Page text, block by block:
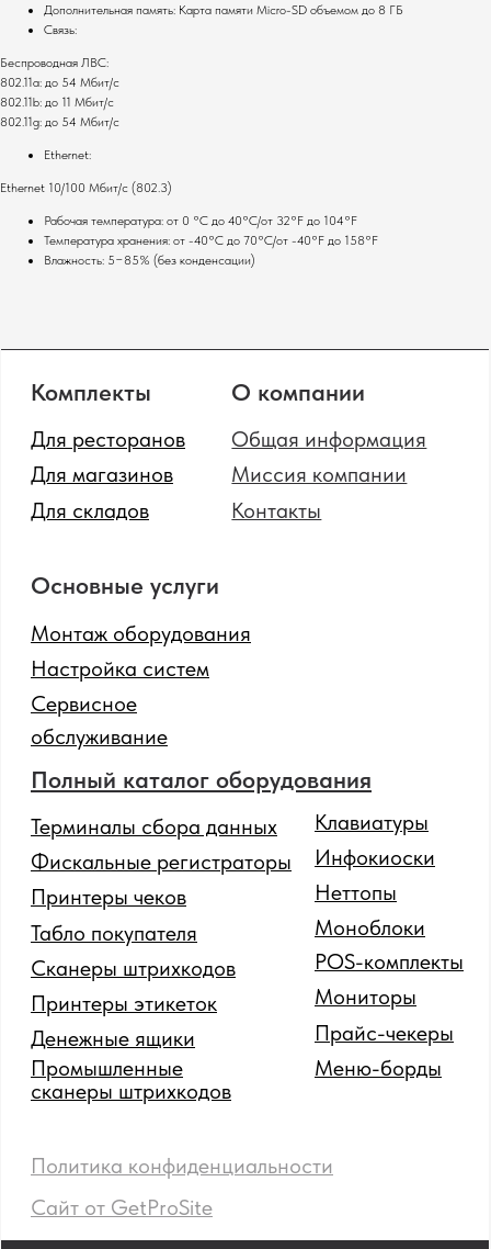
Дополнительная память: Карта памяти Micro-SD объемом до 8 ГБ
Связь:
Беспроводная ЛВС:
802.11a: до 54 Мбит/с
802.11b: до 11 Мбит/с
802.11g: до 54 Мбит/с
Ethernet:
Ethernet 10/100 Мбит/с (802.3)
Рабочая температура: от 0 °C до 40°C/от 32°F до 104°F
Температура хранения: от -40°C до 70°C/от -40°F до 158°F
Влажность: 5−85% (без конденсации)
Табло покупателя
Сканеры штрихкодов
Принтеры этикеток
Принтеры чеков Неттопы
Денежные ящики
Сайт от GetProSite
Промышленные
сканеры штрихкодов